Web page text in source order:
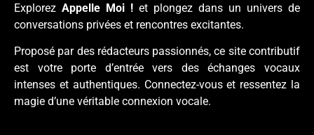
Explorez Appelle Moi ! et plongez dans un univers de
conversations privées et rencontres excitantes.
Proposé par des rédacteurs passionnés, ce site contributif
est votre porte d’entrée vers des échanges vocaux
intenses et authentiques. Connectez-vous et ressentez la
magie d’une véritable connexion vocale.